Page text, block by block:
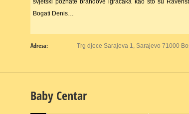
svjetski poznate brandove igračaka kao što su
Bogati Denis…
Adresa: Trg djece Sarajeva 1, Sarajevo 71000
Baby Centar